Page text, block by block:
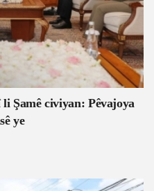
Şamê civiyan: Pêvajoya
ye